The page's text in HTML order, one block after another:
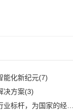
能化新纪元(7)
决方案(3)
恒力集团董事长陈建华：致力于打造全球行业标杆，为国家的经济高质量发展贡献更大力量|上海电气集团党委书记、董事长吴磊来访